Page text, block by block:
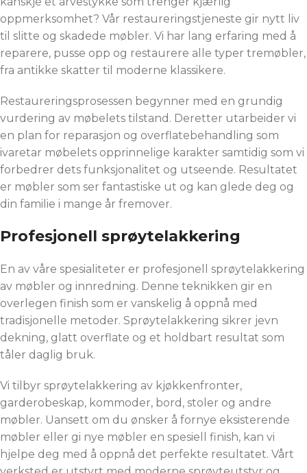
oppmerksomhet? Vår restaureringstjeneste gir nytt liv
til slitte og skadede møbler. Vi har lang erfaring med å
reparere, pusse opp og restaurere alle typer tremøbler,
fra antikke skatter til moderne klassikere.
Restaureringsprosessen begynner med en grundig
vurdering av møbelets tilstand. Deretter utarbeider vi
en plan for reparasjon og overflatebehandling som
ivaretar møbelets opprinnelige karakter samtidig som vi
forbedrer dets funksjonalitet og utseende. Resultatet
er møbler som ser fantastiske ut og kan glede deg og
din familie i mange år fremover.
Profesjonell sprøytelakkering
En av våre spesialiteter er profesjonell sprøytelakkering
av møbler og innredning. Denne teknikken gir en
overlegen finish som er vanskelig å oppnå med
tradisjonelle metoder. Sprøytelakkering sikrer jevn
dekning, glatt overflate og et holdbart resultat som
tåler daglig bruk.
Vi tilbyr sprøytelakkering av kjøkkenfronter,
garderobeskap, kommoder, bord, stoler og andre
møbler. Uansett om du ønsker å fornye eksisterende
møbler eller gi nye møbler en spesiell finish, kan vi
hjelpe deg med å oppnå det perfekte resultatet. Vårt